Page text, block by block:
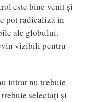
este bine venit și
pot radicaliza în
ale globului.
vizibili pentru
intrat nu trebuie
selectați și